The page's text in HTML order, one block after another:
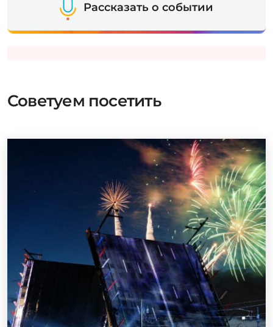
Рассказать о событии
Советуем посетить